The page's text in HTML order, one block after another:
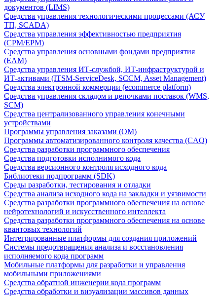
документов (LIMS)
Средства управления технологическими процессами (АСУ
ТП, SCADA)
Средства управления эффективностью предприятия
(CPM/EPM)
Средства управления основными фондами предприятия
(EAM)
Средства управления ИТ-службой, ИТ-инфраструктурой и
ИТ-активами (ITSM-ServiceDesk, SCCM, Asset Management)
Средства электронной коммерции (ecommerce platform)
Средства управления складом и цепочками поставок (WMS,
SCM)
Средства централизованного управления конечными
устройствами
Программы управления заказами (OM)
Программы автоматизированного контроля качества (CAQ)
Средства разработки программного обеспечения
Средства подготовки исполнимого кода
Средства версионного контроля исходного кода
Библиотеки подпрограмм (SDK)
Среды разработки, тестирования и отладки
Средства анализа исходного кода на закладки и уязвимости
Средства разработки программного обеспечения на основе
нейротехнологий и искусственного интеллекта
Средства разработки программного обеспечения на основе
квантовых технологий
Интегрированные платформы для создания приложений
Системы предотвращения анализа и восстановления
исполняемого кода программ
Мобильные платформы для разработки и управления
мобильными приложениями
Средства обратной инженерии кода программ
Средства обработки и визуализации массивов данных